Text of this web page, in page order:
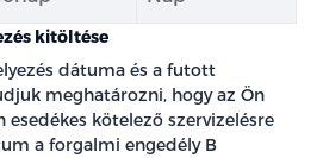
kitöltése
dátuma és a futott
meghatározni, hogy az Ön
kötelező szervizelésre
a forgalmi engedély B